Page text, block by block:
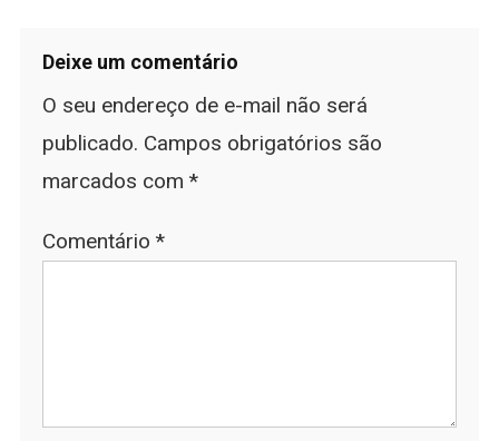
Deixe um comentário
O seu endereço de e-mail não será
publicado. Campos obrigatórios são
marcados com *
Comentário *